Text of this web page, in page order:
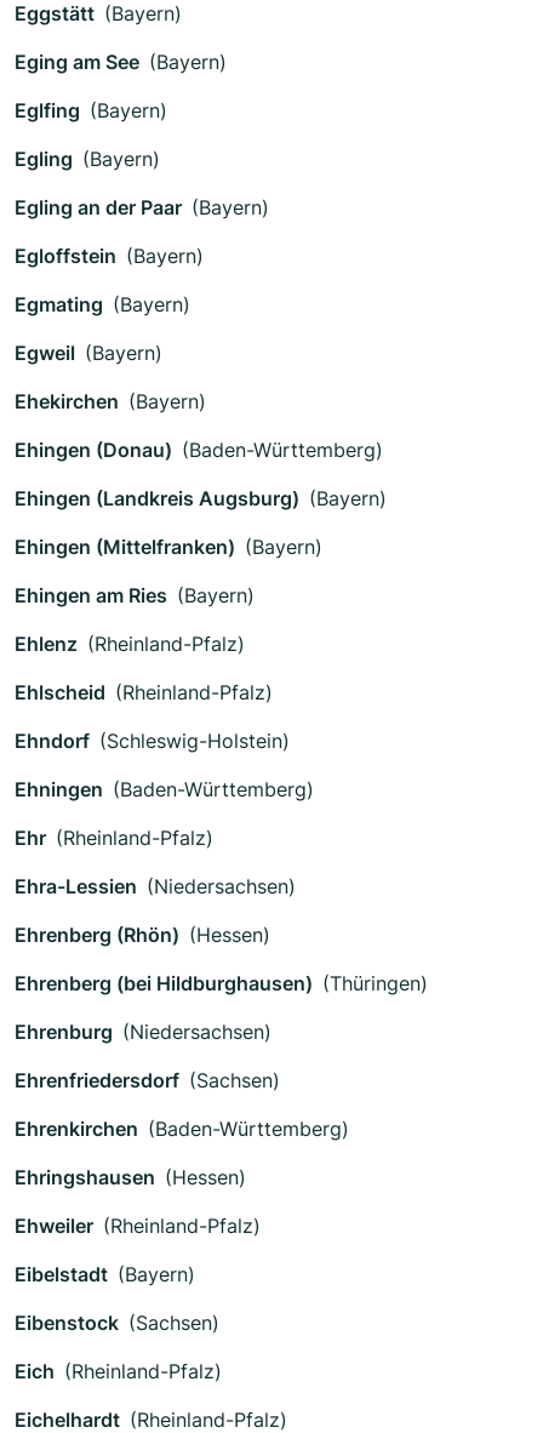
Eggstätt (Bayern)
Eging am See (Bayern)
Eglfing (Bayern)
Egling (Bayern)
Egling an der Paar (Bayern)
Egloffstein (Bayern)
Egmating (Bayern)
Egweil (Bayern)
Ehekirchen (Bayern)
Ehingen (Donau) (Baden-Württemberg)
Ehingen (Landkreis Augsburg) (Bayern)
Ehingen (Mittelfranken) (Bayern)
Ehingen am Ries (Bayern)
Ehlenz (Rheinland-Pfalz)
Ehlscheid (Rheinland-Pfalz)
Ehndorf (Schleswig-Holstein)
Ehningen (Baden-Württemberg)
Ehr (Rheinland-Pfalz)
Ehra-Lessien (Niedersachsen)
Ehrenberg (Rhön) (Hessen)
Ehrenberg (bei Hildburghausen) (Thüringen)
Ehrenburg (Niedersachsen)
Ehrenfriedersdorf (Sachsen)
Ehrenkirchen (Baden-Württemberg)
Ehringshausen (Hessen)
Ehweiler (Rheinland-Pfalz)
Eibelstadt (Bayern)
Eibenstock (Sachsen)
Eich (Rheinland-Pfalz)
Eichelhardt (Rheinland-Pfalz)